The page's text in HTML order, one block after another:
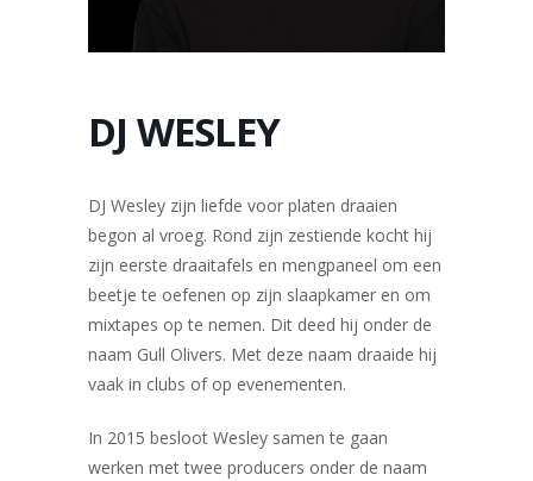
DJ WESLEY
DJ Wesley zijn liefde voor platen draaien
begon al vroeg. Rond zijn zestiende kocht hij
zijn eerste draaitafels en mengpaneel om een
beetje te oefenen op zijn slaapkamer en om
mixtapes op te nemen. Dit deed hij onder de
naam Gull Olivers. Met deze naam draaide hij
vaak in clubs of op evenementen.
In 2015 besloot Wesley samen te gaan
werken met twee producers onder de naam